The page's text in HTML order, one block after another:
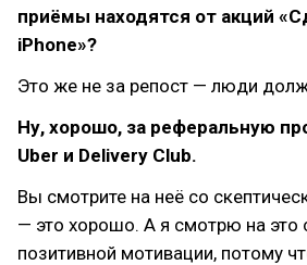
приёмы находятся от акций
iPhone»?
Это же не за репост — люди
Ну, хорошо, за реферальную
Uber и Delivery Club.
Вы смотрите на неё со
— это хорошо. А я смотрю на это
позитивной мотивации, потому